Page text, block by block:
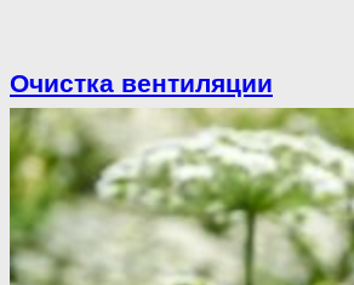
Очистка вентиляции